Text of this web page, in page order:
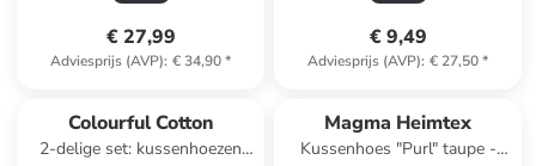
€ 27,99
Adviesprijs (AVP): € 34,90*
€ 9,49
Adviesprijs (AVP): € 27,50*
Colourful Cotton
2-delige set: kussenhoezen
Magma Heimtex
Kussenhoes "Purl" taupe -